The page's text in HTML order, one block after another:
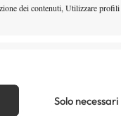
dei contenuti, Utilizzare
informazioni trasmesseSolo necessari